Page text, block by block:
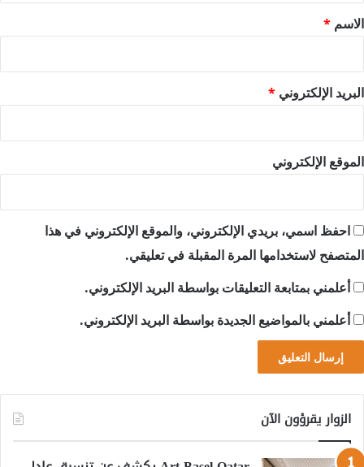
*
الاسم *
البريد الإلكتروني *
الموقع الإلكتروني
احفظ اسمي، بريدي الإلكتروني، والموقع الإلكتروني في هذا
المتصفح لاستخدامها المرة المقبلة في تعليقي.
أعلمني بمتابعة التعليقات بواسطة البريد الإلكتروني.
أعلمني بالمواضيع الجديدة بواسطة البريد الإلكتروني.
الزوار يقرؤون الآن